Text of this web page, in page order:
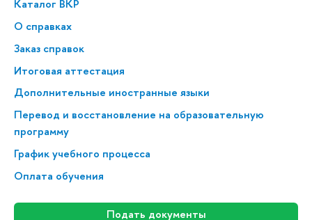
Каталог ВКР
О справках
Заказ справок
Итоговая аттестация
Дополнительные иностранные языки
Перевод и восстановление на образовательную
программу
График учебного процесса
Оплата обучения
Подать документы